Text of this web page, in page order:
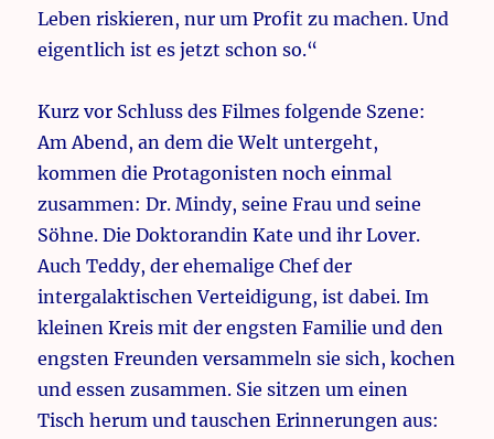
Leben riskieren, nur um Profit zu machen. Und
eigentlich ist es jetzt schon so.“
Kurz vor Schluss des Filmes folgende Szene:
Am Abend, an dem die Welt untergeht,
kommen die Protagonisten noch einmal
zusammen: Dr. Mindy, seine Frau und seine
Söhne. Die Doktorandin Kate und ihr Lover.
Auch Teddy, der ehemalige Chef der
intergalaktischen Verteidigung, ist dabei. Im
kleinen Kreis mit der engsten Familie und den
engsten Freunden versammeln sie sich, kochen
und essen zusammen. Sie sitzen um einen
Tisch herum und tauschen Erinnerungen aus: